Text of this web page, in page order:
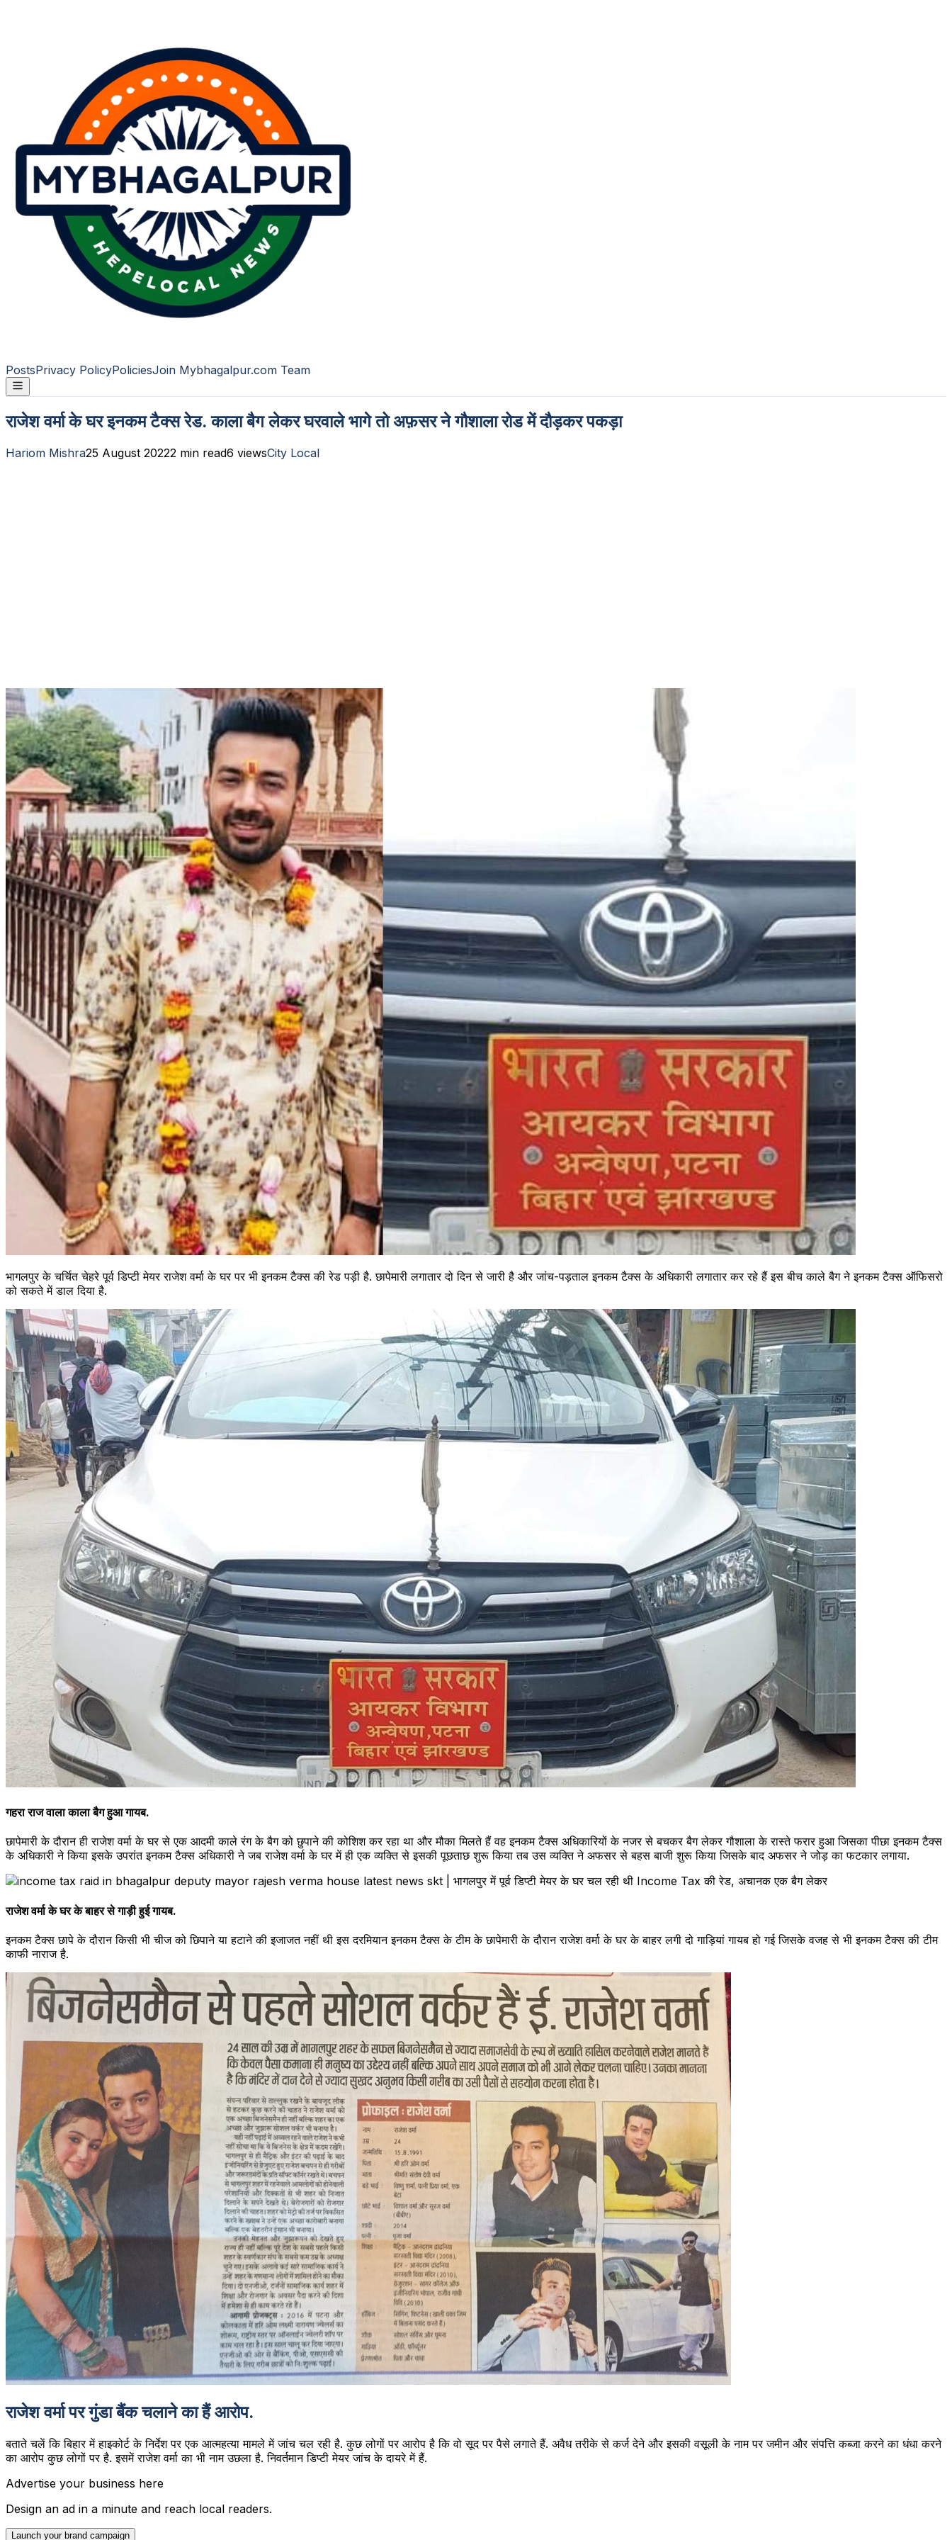
PostsPrivacy PolicyPoliciesJoin Mybhagalpur.com Team
राजेश वर्मा के घर इनकम टैक्स रेड. काला बैग लेकर घरवाले भागे तो अफ़सर ने गौशाला रोड में दौड़कर पकड़ा
Hariom Mishra25 August 20222 min read6 viewsCity Local
भागलपुर के चर्चित चेहरे पूर्व डिप्टी मेयर राजेश वर्मा के घर पर भी इनकम टैक्स की रेड पड़ी है. छापेमारी लगातार दो दिन से जारी है और जांच-पड़ताल इनकम टैक्स के अधिकारी लगातार कर रहे हैं इस बीच काले बैग ने इनकम टैक्स ऑफिसरो
को सकते में डाल दिया है.
गहरा राज वाला काला बैग हुआ गायब.
छापेमारी के दौरान ही राजेश वर्मा के घर से एक आदमी काले रंग के बैग को छुपाने की कोशिश कर रहा था और मौका मिलते हैं वह इनकम टैक्स अधिकारियों के नजर से बचकर बैग लेकर गौशाला के रास्ते फरार हुआ जिसका पीछा इनकम टैक्स
के अधिकारी ने किया इसके उपरांत इनकम टैक्स अधिकारी ने जब राजेश वर्मा के घर में ही एक व्यक्ति से इसकी पूछताछ शुरू किया तब उस व्यक्ति ने अफसर से बहस बाजी शुरू किया जिसके बाद अफसर ने जोड़ का फटकार लगाया.
राजेश वर्मा के घर के बाहर से गाड़ी हुई गायब.
इनकम टैक्स छापे के दौरान किसी भी चीज को छिपाने या हटाने की इजाजत नहीं थी इस दरमियान इनकम टैक्स के टीम के छापेमारी के दौरान राजेश वर्मा के घर के बाहर लगी दो गाड़ियां गायब हो गई जिसके वजह से भी इनकम टैक्स की टीम
काफी नाराज है.
राजेश वर्मा पर गुंडा बैंक चलाने का हैं आरोप.
बताते चलें कि बिहार में हाइकोर्ट के निर्देश पर एक आत्महत्या मामले में जांच चल रही है. कुछ लोगों पर आरोप है कि वो सूद पर पैसे लगाते हैं. अवैध तरीके से कर्ज देने और इसकी वसूली के नाम पर जमीन और संपत्ति कब्जा करने का धंधा करने
का आरोप कुछ लोगों पर है. इसमें राजेश वर्मा का भी नाम उछला है. निवर्तमान डिप्टी मेयर जांच के दायरे में हैं.
Advertise your business here
Design an ad in a minute and reach local readers.
Launch your brand campaign